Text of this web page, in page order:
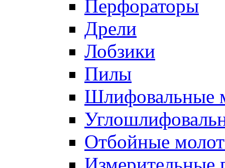
Перфораторы
Дрели
Лобзики
Пилы
Шлифовальные
Отбойные